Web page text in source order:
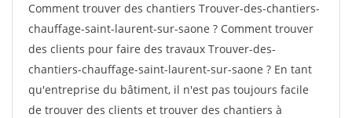
Comment trouver des chantiers Trouver-des-chantiers-
chauffage-saint-laurent-sur-saone ? Comment trouver
des clients pour faire des travaux Trouver-des-
chantiers-chauffage-saint-laurent-sur-saone ? En tant
qu'entreprise du bâtiment, il n'est pas toujours facile
de trouver des clients et trouver des chantiers à